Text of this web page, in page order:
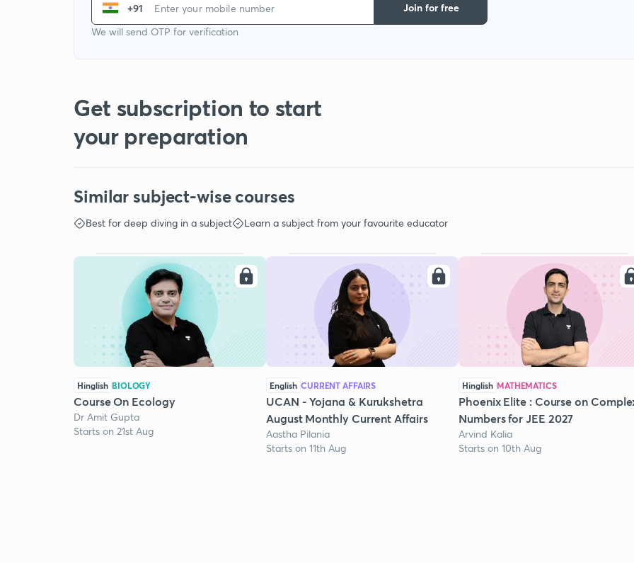
+91
We will send OTP for verification
Join for free
Get subscription to start
your preparation
Similar subject-wise courses
Best for deep diving in a subject Learn a subject from your favourite educator
Hinglish BIOLOGY
Course On Ecology
Dr Amit Gupta
Starts on 21st Aug
English CURRENT AFFAIRS
UCAN - Yojana & Kurukshetra
August Monthly Current Affairs
Aastha Pilania
Starts on 11th Aug
Hinglish MATHEMATICS
Phoenix Elite : Course on
Numbers for JEE 2027
Arvind Kalia
Starts on 10th Aug